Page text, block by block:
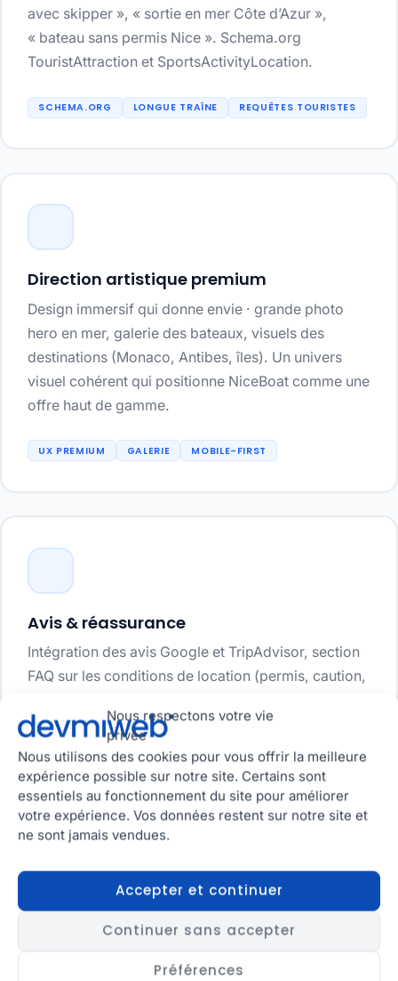
Nous respectons votre vie
privée
Nous utilisons des cookies pour vous offrir la meilleure
expérience possible sur notre site. Certains sont
essentiels au fonctionnement du site pour améliorer
votre expérience. Vos données restent sur notre site et
ne sont jamais vendues.
Accepter et continuer
Continuer sans accepter
Préférences
avec skipper », « sortie en mer Côte d’Azur »,
« bateau sans permis Nice ». Schema.org
TouristAttraction et SportsActivityLocation.
SCHEMA.ORG LONGUE TRAÎNE REQUÊTES TOURISTES
Direction artistique premium
Design immersif qui donne envie · grande photo
hero en mer, galerie des bateaux, visuels des
destinations (Monaco, Antibes, îles). Un univers
visuel cohérent qui positionne NiceBoat comme une
offre haut de gamme.
UX PREMIUM GALERIE MOBILE-FIRST
Avis & réassurance
Intégration des avis Google et TripAdvisor, section
FAQ sur les conditions de location (permis, caution,
ce qui rassure un touriste qui réserve en ligne.
AVIS GOOGLE TRIPADVISOR FAQ
Performance & multilingue
Site optimisé pour le chargement rapide sur mobile